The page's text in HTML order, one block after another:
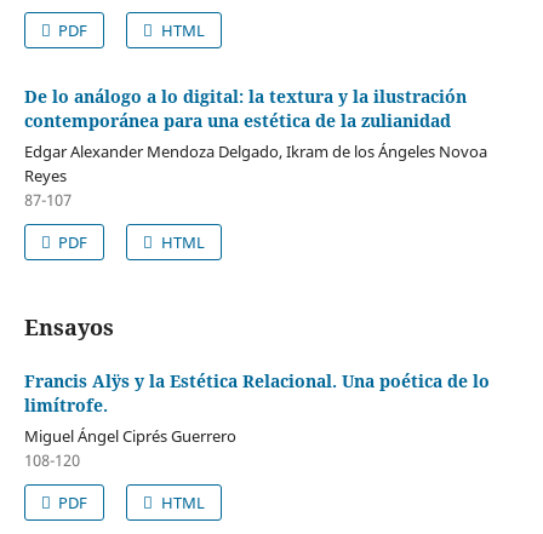
PDF
HTML
De lo análogo a lo digital: la textura y la ilustración
contemporánea para una estética de la zulianidad
Edgar Alexander Mendoza Delgado, Ikram de los Ángeles Novoa
Reyes
87-107
PDF
HTML
Ensayos
Francis Alÿs y la Estética Relacional. Una poética de lo
limítrofe.
Miguel Ángel Ciprés Guerrero
108-120
PDF
HTML